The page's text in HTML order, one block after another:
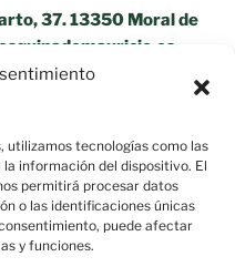
utilizamos tecnologías como las
información del dispositivo. El
permitirá procesar datos
o las identificaciones únicas
puede afectar
y funciones.
37. 13350 Moral de